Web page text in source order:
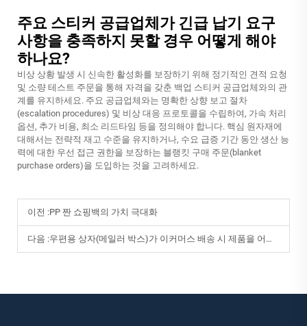
주요 스티커 공급업체가 긴급 납기 요구
사항을 충족하지 못할 경우 어떻게 해야
하나요?
비상 상황 발생 시 신속한 활성화를 보장하기 위해 정기적인 견적 요청
및 소량 테스트 주문을 통해 자격을 갖춘 백업 스티커 공급업체와의 관
계를 유지하세요. 주요 공급업체와는 명확한 상향 보고 절차
(escalation procedures) 및 비상 대응 프로토콜을 수립하여, 가속 처리
옵션, 추가 비용, 최소 리드타임 등을 정의해야 합니다. 핵심 원자재에
대해서는 전략적 재고 수준을 유지하거나, 수요 급증 기간 동안 생산 능
력에 대한 우선 접근 권한을 보장하는 블랭킷 구매 주문(blanket
purchase orders)을 도입하는 것을 고려하세요.
이전 :PP 짠 쇼핑백의 가치 극대화
다음 :우편용 상자(메일러 박스)가 이커머스 배송 시 제품을 어떻게 보호하나요?